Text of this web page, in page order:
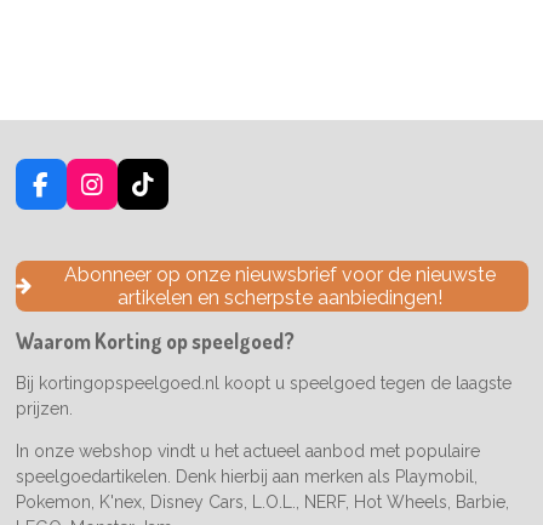
F
a
e
o
k
I
n
t
a
g
a
m
T
i
T
o
k
Abonneer op onze nieuwsbrief voor de nieuwste
artikelen en scherpste aanbiedingen!
Waarom Korting op speelgoed?
Bij kortingopspeelgoed.nl koopt u speelgoed tegen de laagste
prijzen.
In onze webshop vindt u het actueel aanbod met populaire
speelgoedartikelen. Denk hierbij aan merken als Playmobil,
Pokemon, K'nex, Disney Cars, L.O.L., NERF, Hot Wheels, Barbie,